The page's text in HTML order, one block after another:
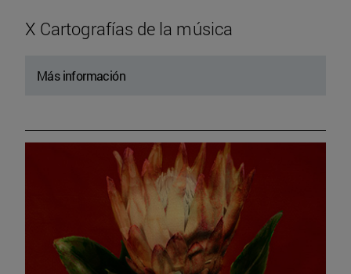
X Cartografías de la música
Más información